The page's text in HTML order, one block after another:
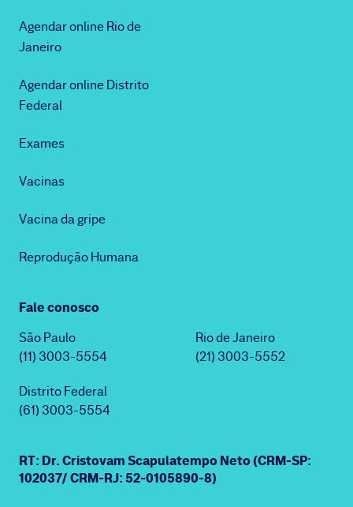
Agendar online Rio de
Janeiro
Agendar online Distrito
Federal
Exames
Vacinas
Vacina da gripe
Reprodução Humana
Fale conosco
São Paulo
(11) 3003-5554
Rio de Janeiro
(21) 3003-5552
Distrito Federal
(61) 3003-5554
RT: Dr. Cristovam Scapulatempo Neto (CRM-SP:
102037/ CRM-RJ: 52-0105890-8)